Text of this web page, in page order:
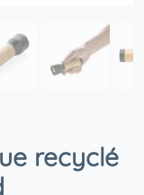
recyclé